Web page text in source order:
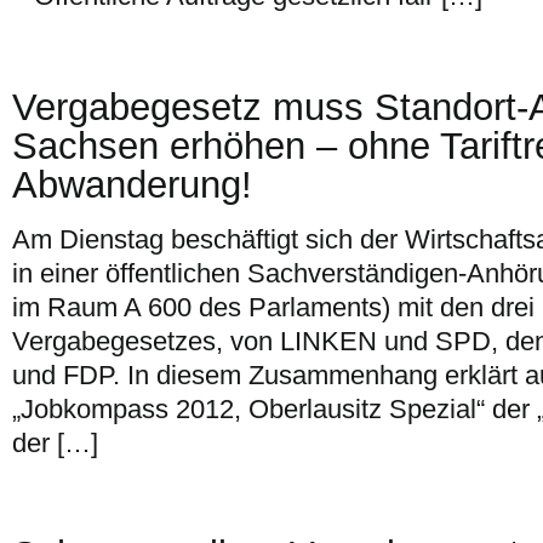
Vergabegesetz muss
Sachsen erhöhen – ohne
Abwanderung!
Am Dienstag beschäftigt sich der
in einer öffentlichen Sachverständigen-
im Raum A 600 des Parlaments) mit den
Vergabegesetzes, von LINKEN und SPD,
und FDP. In diesem Zusammenhang erklärt
„Jobkompass 2012, Oberlausitz Spezial“ der
der […]